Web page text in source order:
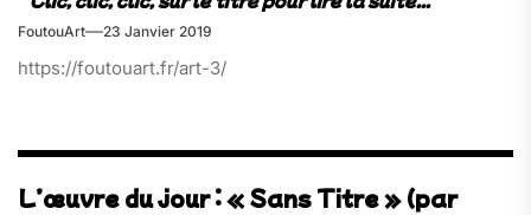
FoutouArt 23 Janvier 2019
https://foutouart.fr/art-3/
L’œuvre du jour : « Sans Titre » (par